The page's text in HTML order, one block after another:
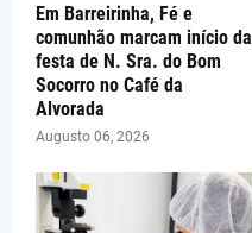
Em Barreirinha, Fé e
comunhão marcam início da
festa de N. Sra. do Bom
Socorro no Café da
Alvorada
Augusto 06, 2026